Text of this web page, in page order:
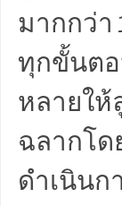
มากกว่า
ทุกขั้นตอ
หลายให้
ฉลากโ
ดำเนินก